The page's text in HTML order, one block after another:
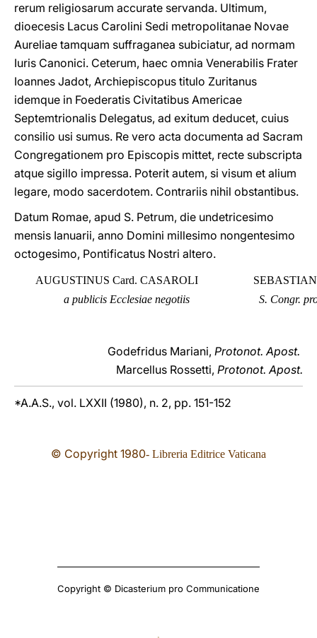
rerum religiosarum accurate servanda. Ultimum,
dioecesis Lacus Carolini Sedi metropolitanae Novae
Aureliae tamquam suffraganea subiciatur, ad normam
Iuris Canonici. Ceterum, haec omnia Venerabilis Frater
Ioannes Jadot, Archiepiscopus titulo Zuritanus
idemque in Foederatis Civitatibus Americae
Septemtrionalis Delegatus, ad exitum deducet, cuius
consilio usi sumus. Re vero acta documenta ad Sacram
Congregationem pro Episcopis mittet, recte subscripta
atque sigillo impressa. Poterit autem, si visum et alium
legare, modo sacerdotem. Contrariis nihil obstantibus.
Datum Romae, apud S. Petrum, die undetricesimo
mensis Ianuarii, anno Domini millesimo nongentesimo
octogesimo, Pontificatus Nostri altero.
AUGUSTINUS Card. CASAROLI
a publicis Ecclesiae negotiis
S. Congr.
Godefridus Mariani, Protonot. Apost.
Marcellus Rossetti, Protonot. Apost.
*A.A.S., vol. LXXII (1980), n. 2, pp. 151-152
© Copyright 1980- Libreria Editrice Vaticana
Copyright © Dicasterium pro Communicatione